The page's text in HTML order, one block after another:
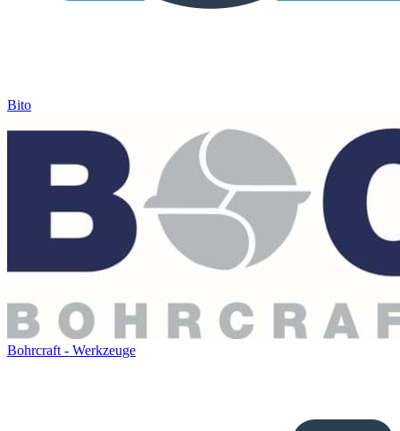
Bito
Bohrcraft - Werkzeuge